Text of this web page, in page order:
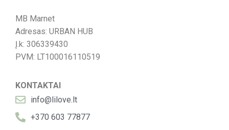
MB Marnet
Adresas: URBAN HUB
Į.k: 306339430
PVM: LT100016110519
KONTAKTAI
info@lilove.lt
+370 603 77877